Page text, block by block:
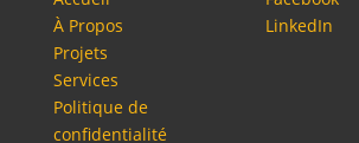
À Propos
Projets
Services
Politique de
confidentialité
LinkedIn